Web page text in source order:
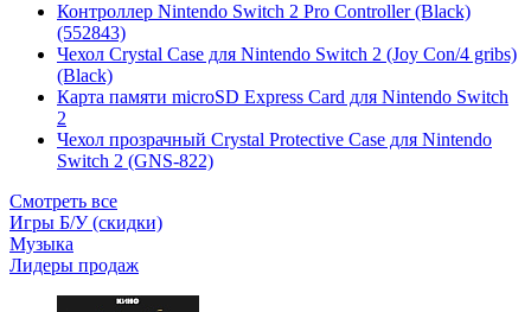
Контроллер Nintendo Switch 2 Pro Controller (Black)
(552843)
Чехол Сrystal Сase для Nintendo Switch 2 (Joy Con/4 gribs)
(Black)
Карта памяти microSD Express Card для Nintendo Switch
2
Чехол прозрачный Crystal Protective Case для Nintendo
Switch 2 (GNS-822)
Смотреть все
Игры Б/У (скидки)
Музыка
Лидеры продаж